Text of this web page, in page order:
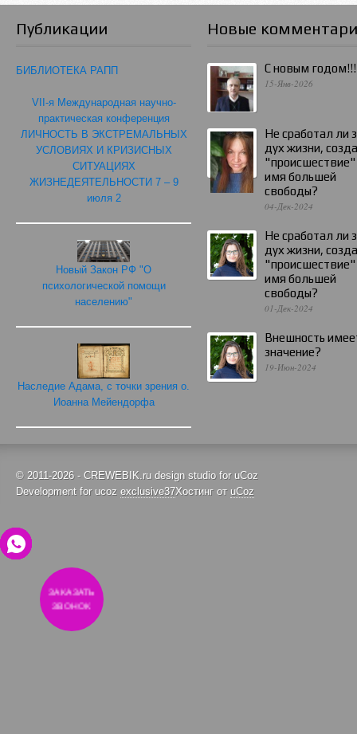
Публикации
БИБЛИОТЕКА РАПП
VII-я Международная научно-
практическая конференция
ЛИЧНОСТЬ В ЭКСТРЕМАЛЬНЫХ
УСЛОВИЯХ И КРИЗИСНЫХ
СИТУАЦИЯХ
ЖИЗНЕДЕЯТЕЛЬНОСТИ 7 – 9
июля 2
Новый Закон РФ "О
психологической помощи
населению"
Наследие Адама, с точки зрения о.
Иоанна Мейендорфа
Новые
С новым годом!!!
15-Янв-2026
Не сработал ли
дух жизни,
"происшествие"
имя большей
свободы?
04-Дек-2024
Не сработал ли
дух жизни,
"происшествие"
имя большей
свободы?
01-Дек-2024
Внешность
значение?
19-Июн-2024
© 2011-2026 - CREWEBIK.ru design studio for uCoz
Development for ucoz exclusive37Хостинг от uCoz